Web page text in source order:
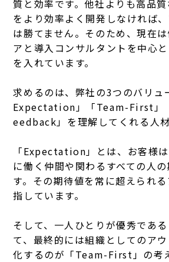
質と効率です。他社よりも高品
をより効率よく開発しなければ
は勝てません。そのため、現在
アと導入コンサルタントを中心
を入れています。
求めるのは、弊社の3つのバリ
Expectation」「Team-First」
eedback」を理解してくれる人材
「Expectation」とは、お客様
に働く仲間や関わるすべての人
す。その期待値を常に超えられ
指しています。
そして、一人ひとりが優秀であ
て、最終的には組織としてのア
化するのが「Team-First」の考